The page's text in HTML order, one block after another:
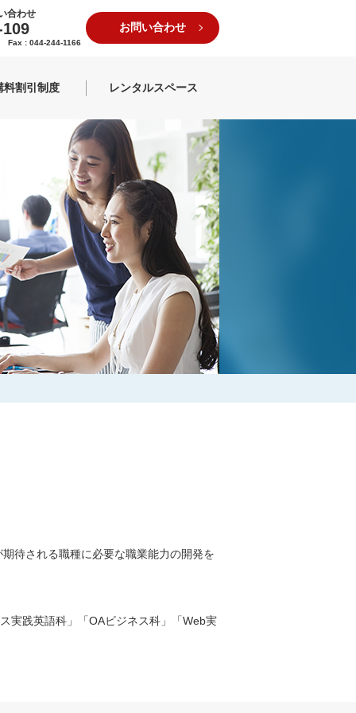
お問い合わせ
合わせ
Fax : 044-244-1166
料割引制度 レンタルスペース
待される職種に必要な職業能力の開発を
実践英語科」「OAビジネス科」「Web実